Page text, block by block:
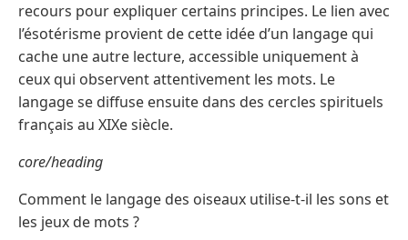
recours pour expliquer certains principes. Le lien avec
l’ésotérisme provient de cette idée d’un langage qui
cache une autre lecture, accessible uniquement à
ceux qui observent attentivement les mots. Le
langage se diffuse ensuite dans des cercles spirituels
français au XIXe siècle.
core/heading
Comment le langage des oiseaux utilise-t-il les sons et
les jeux de mots ?